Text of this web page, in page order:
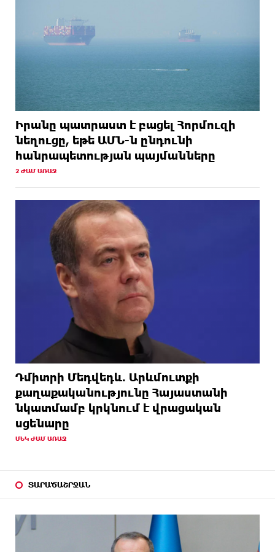
Իրանը պատրաստ է բացել Հորմուզի
նեղուցը, եթե ԱՄՆ-ն ընդունի
հանրապետության պայմանները
2 ԺԱՄ ԱՌԱՋ
Դմիտրի Մեդվեդև. Արևմուտքի
քաղաքականությունը Հայաստանի
նկատմամբ կրկնում է վրացական
սցենարը
ՄԵԿ ԺԱՄ ԱՌԱՋ
ՏԱՐԱԾԱՇՐՋԱՆ